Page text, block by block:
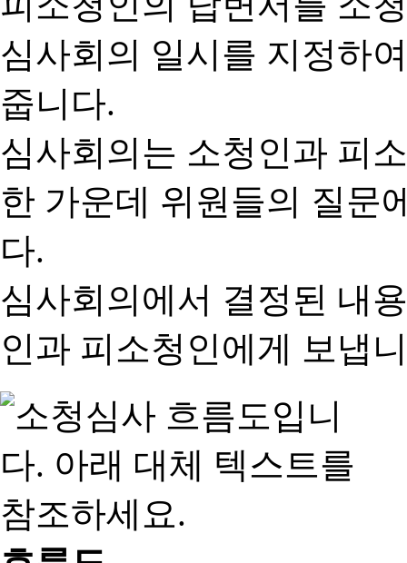
심사회의 일시를 지정하
줍니다.
심사회의는 소청인과 피
한 가운데 위원들의 질문
다.
심사회의에서 결정된 내
인과 피소청인에게 보냅